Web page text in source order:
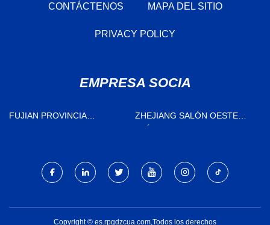
CONTÁCTENOS MAPA DEL SITIO
PRIVACY POLICY
EMPRESA SOCIA
FUJIAN PROVINCIA
ZHEJIANG SALÓN OESTE
Copyright © es.rpgdzcua.com,Todos los derechos